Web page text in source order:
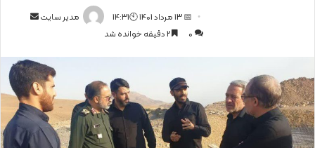
مدیر سایت
ا
ل
ا
م
📅 13 مرداد 1401 🕙14:31
0